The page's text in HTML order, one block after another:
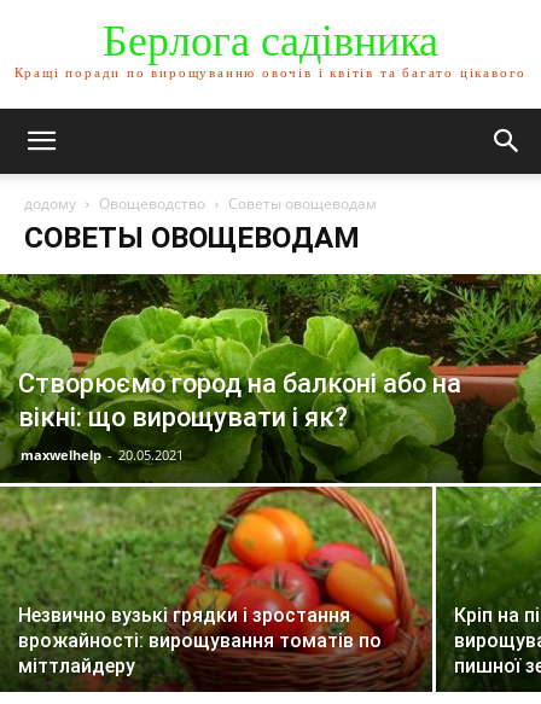
Берлога садівника
Кращі поради по вирощуванню овочів і квітів та багато цікавого
додому Овощеводство Советы овощеводам
СОВЕТЫ ОВОЩЕВОДАМ
Створюємо город на балконі або на
вікні: що вирощувати і як?
maxwelhelp - 20.05.2021
Незвично вузькі грядки і зростання
врожайності: вирощування томатів по
міттлайдеру
Кріп на
пишної